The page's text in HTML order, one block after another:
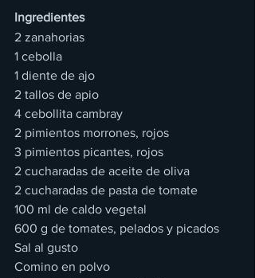
Ingredientes
2 zanahorias
1 cebolla
1 diente de ajo
2 tallos de apio
4 cebollita cambray
2 pimientos morrones, rojos
3 pimientos picantes, rojos
2 cucharadas de aceite de oliva
2 cucharadas de pasta de tomate
100 ml de caldo vegetal
600 g de tomates, pelados y picados
Sal al gusto
Comino en polvo